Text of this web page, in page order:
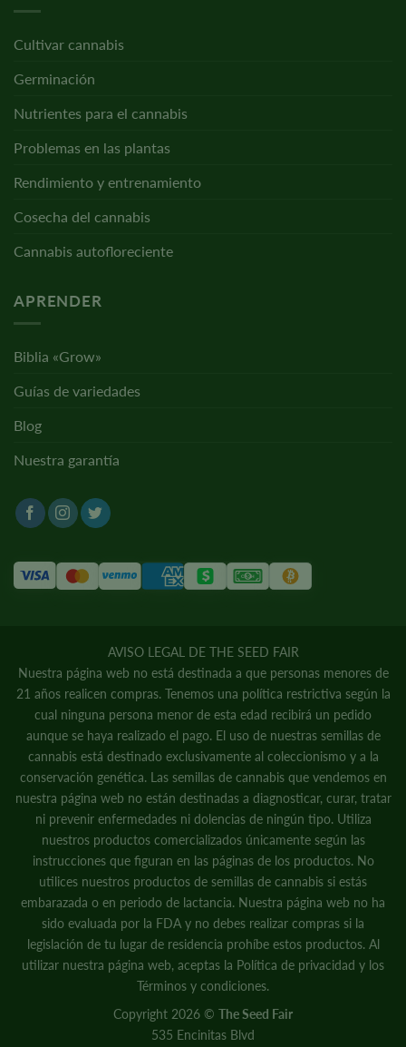
Cultivar cannabis
Germinación
Nutrientes para el cannabis
Problemas en las plantas
Rendimiento y entrenamiento
Cosecha del cannabis
Cannabis autofloreciente
APRENDER
Biblia «Grow»
Guías de variedades
Blog
Nuestra garantía
AVISO LEGAL DE THE SEED FAIR
Nuestra página web no está destinada a que personas menores de
21 años realicen compras. Tenemos una política restrictiva según la
cual ninguna persona menor de esta edad recibirá un pedido
aunque se haya realizado el pago. El uso de nuestras semillas de
cannabis está destinado exclusivamente al coleccionismo y a la
conservación genética. Las semillas de cannabis que vendemos en
nuestra página web no están destinadas a diagnosticar, curar, tratar
ni prevenir enfermedades ni dolencias de ningún tipo. Utiliza
nuestros productos comercializados únicamente según las
instrucciones que figuran en las páginas de los productos. No
utilices nuestros productos de semillas de cannabis si estás
embarazada o en periodo de lactancia. Nuestra página web no ha
sido evaluada por la FDA y no debes realizar compras si la
legislación de tu lugar de residencia prohíbe estos productos. Al
utilizar nuestra página web, aceptas la Política de privacidad y los
Términos y condiciones.
Copyright 2026 © The Seed Fair
535 Encinitas Blvd